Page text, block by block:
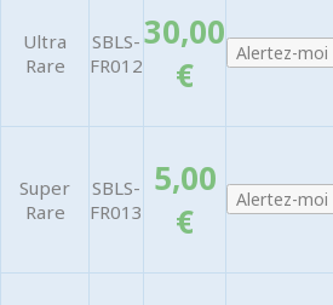
Ultra
Rare
SBLS-
FR012
30,00
€
Super
Rare
SBLS-
FR013
5,00
€